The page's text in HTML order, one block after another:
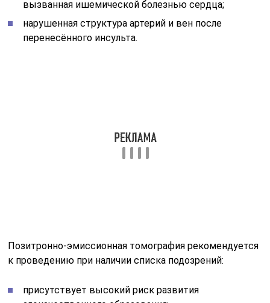
на предмет развития саркомы;
рекомендуется для определения эффективности
терапевтических мероприятий при приступах
требуется высокая информативность ПЭТ-КТ для
подтверждения тяжёлого заболевания;
диагностирована нейроэндокринная опухоль в
тканях головного мозга.
оказаться вредной для организма, поэтому врач